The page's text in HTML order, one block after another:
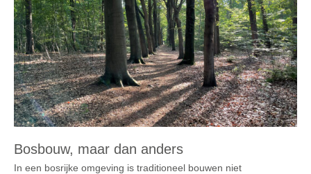
Bosbouw, maar dan anders
In een bosrijke omgeving is traditioneel bouwen niet